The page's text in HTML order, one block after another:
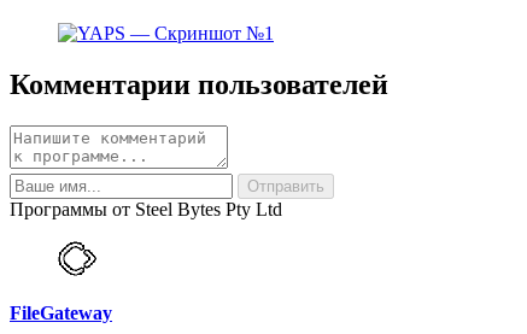
Комментарии пользователей
Программы от Steel Bytes Pty Ltd
FileGateway